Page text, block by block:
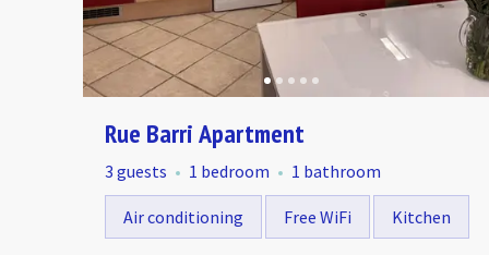
Rue Barri Apartment
3 guests 1 bedroom 1 bathroom
Air conditioning Free WiFi Kitchen